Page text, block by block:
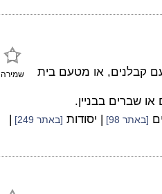
שמירה
קבלנים, או מטעם בית
או שברים בבניין.
[באתר 98] | יסודות [באתר 249]
|